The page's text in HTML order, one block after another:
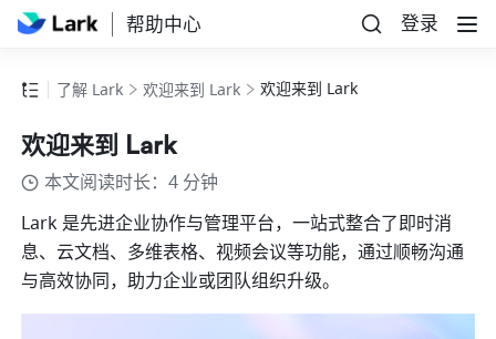
帮助中心 登录
了解 Lark 欢迎来到 Lark 欢迎来到 Lark
欢迎来到 Lark
本文阅读时长：4 分钟
Lark 是先进企业协作与管理平台，一站式整合了即时消
息、云文档、多维表格、视频会议等功能，通过顺畅沟通
与高效协同，助力企业或团队组织升级。